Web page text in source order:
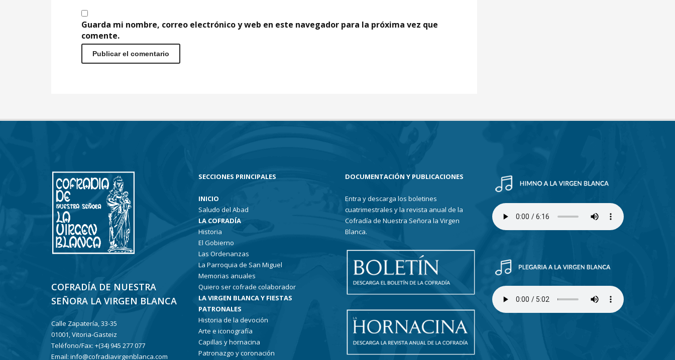
Guarda mi nombre, correo electrónico y web en este navegador para la próxima vez que
comente.
COFRADÍA DE NUESTRA
SEÑORA LA VIRGEN BLANCA
Calle Zapatería, 33-35
01001, Vitoria-Gasteiz
Teléfono/Fax: +(34) 945 277 077
Email: info@cofradiavirgenblanca.com
SECCIONES PRINCIPALES
INICIO
Saludo del Abad
LA COFRADÍA
Historia
El Gobierno
Las Ordenanzas
La Parroquia de San Miguel
Memorias anuales
Quiero ser cofrade colaborador
LA VIRGEN BLANCA Y FIESTAS
PATRONALES
Historia de la devoción
Arte e iconografía
Capillas y hornacina
Patronazgo y coronación
DOCUMENTACIÓN Y PUBLICACIONES
Entra y descarga los boletines
cuatrimestrales y la revista anual de la
Cofradía de Nuestra Señora la Virgen
Blanca.